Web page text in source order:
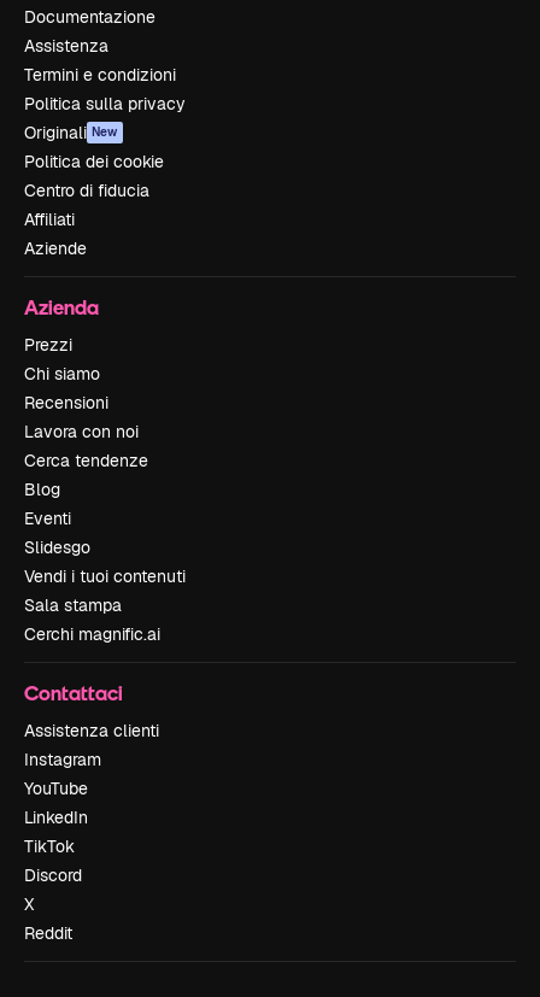
Documentazione
Assistenza
Termini e condizioni
Politica sulla privacy
Originali New
Politica dei cookie
Centro di fiducia
Affiliati
Aziende
Azienda
Prezzi
Chi siamo
Recensioni
Lavora con noi
Cerca tendenze
Blog
Eventi
Slidesgo
Vendi i tuoi contenuti
Sala stampa
Cerchi magnific.ai
Contattaci
Assistenza clienti
Instagram
YouTube
LinkedIn
TikTok
Discord
X
Reddit